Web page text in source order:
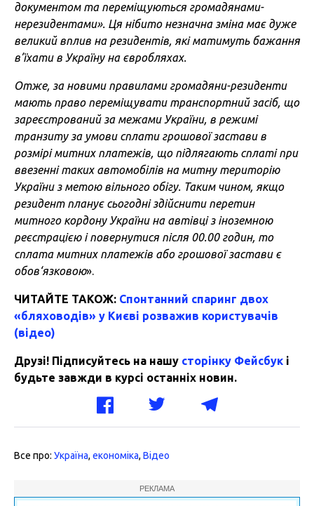
документом та переміщуються громадянами-
нерезидентами». Ця нібито незначна зміна має дуже
великий вплив на резидентів, які матимуть бажання
в’їхати в Україну на євробляхах.
Отже, за новими правилами громадяни-резиденти
мають право переміщувати транспортний засіб, що
зареєстрований за межами України, в режимі
транзиту за умови сплати грошової застави в
розмірі митних платежів, що підлягають сплаті при
ввезенні таких автомобілів на митну територію
України з метою вільного обігу. Таким чином, якщо
резидент планує сьогодні здійснити перетин
митного кордону України на автівці з іноземною
реєстрацією і повернутися після 00.00 годин, то
сплата митних платежів або грошової застави є
обов‘язковою».
ЧИТАЙТЕ ТАКОЖ: Спонтанний спаринг двох
«бляховодів» у Києві розважив користувачів
(відео)
Друзі! Підписуйтесь на нашу сторінку Фейсбук і
будьте завжди в курсі останніх новин.
Все про: Україна, економіка, Відео
РЕКЛАМА